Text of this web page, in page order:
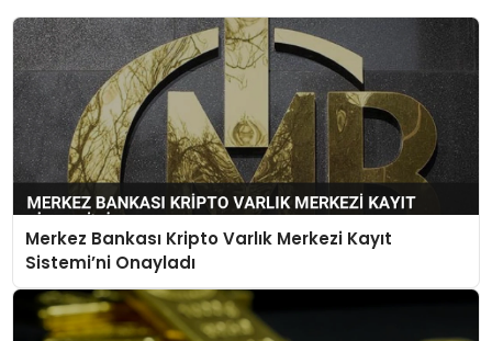
Merkez Bankası Kripto Varlık Merkezi Kayıt
Sistemi’ni Onayladı